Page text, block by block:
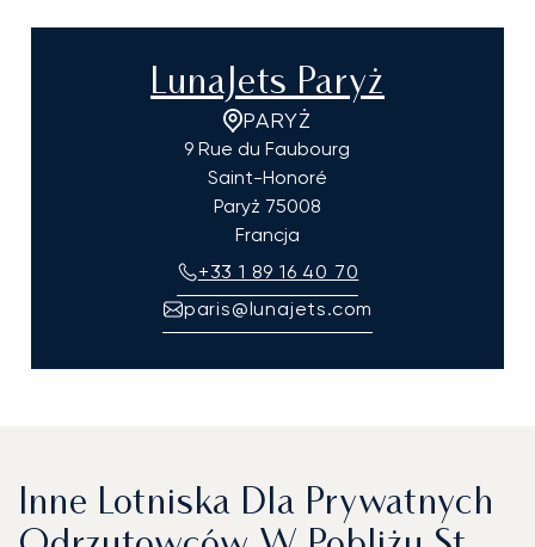
LunaJets Paryż
PARYŻ
9 Rue du Faubourg
Saint-Honoré
Paryż 75008
Francja
+33 1 89 16 40 70
paris@lunajets.com
Inne Lotniska Dla Prywatnych